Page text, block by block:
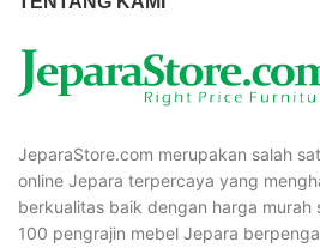
JeparaStore.com merupakan salah
online Jepara terpercaya yang
berkualitas baik dengan harga
100 pengrajin mebel Jepara